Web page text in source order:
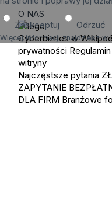
Zaakceptuj Odrzuć
Więcej informacji znajdziesz w
O NAS
Cyberbiznes w
prywatności
witryny
Najczęstsze pytania
ZAPYTANIE
DLA FIRM Branżowe